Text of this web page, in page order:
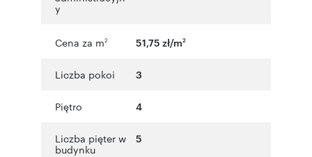
y
Cena za m2 51,75 zł/m2
Liczba pokoi 3
Piętro 4
Liczba pięter w
budynku
5